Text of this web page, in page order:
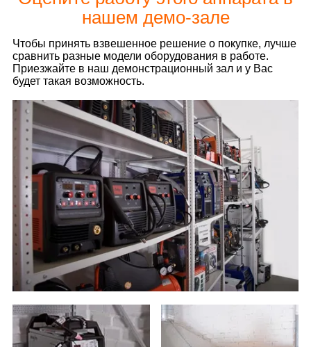
нашем демо-зале
Чтобы принять взвешенное решение о покупке, лучше
сравнить разные модели оборудования в работе.
Приезжайте в наш демонстрационный зал и у Вас
будет такая возможность.